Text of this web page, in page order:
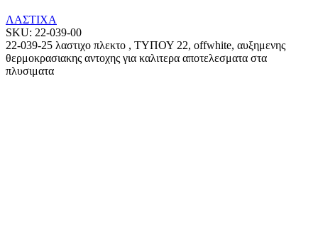
ΛΑΣΤΙΧΑ
SKU: 22-039-00
22-039-25 λαστιχο πλεκτο , ΤΥΠΟΥ 22, offwhite, αυξημενης
θερμοκρασιακης αντοχης για καλιτερα αποτελεσματα στα
πλυσιματα